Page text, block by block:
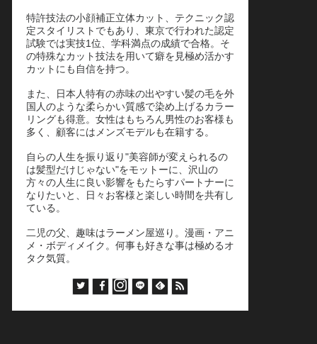
特許技法の小顔補正立体カット、テクニック認
定スタイリストでもあり、東京で行われた認定
試験では実技1位、学科満点の成績で合格。そ
の特殊なカット技法を用いて癖を見極め活かす
カットにも自信を持つ。
また、日本人特有の赤味の出やすい髪の毛を外
国人のような柔らかい質感で染め上げるカラー
リングも得意。女性はもちろん男性のお客様も
多く、顧客にはメンズモデルも在籍する。
自らの人生を振り返り"美容師が変えられるの
は髪型だけじゃない"をモットーに、沢山の
方々の人生に良い影響をもたらすパートナーに
なりたいと、日々お客様と楽しい時間を共有し
ている。
二児の父、趣味はラーメン屋巡り。漫画・アニ
メ・ボディメイク。何事も好きな事は極めるオ
タク気質。